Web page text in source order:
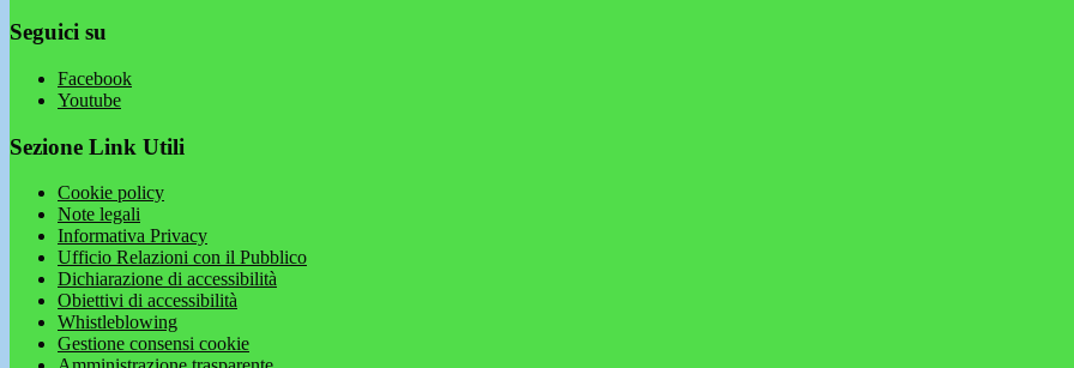
Seguici su
Facebook
Youtube
Sezione Link Utili
Cookie policy
Note legali
Informativa Privacy
Ufficio Relazioni con il Pubblico
Dichiarazione di accessibilità
Obiettivi di accessibilità
Whistleblowing
Gestione consensi cookie